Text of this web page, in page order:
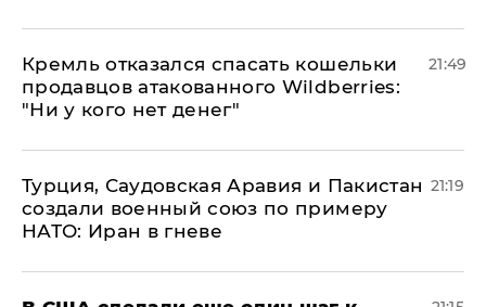
Кремль отказался спасать кошельки
продавцов атакованного Wildberries:
"Ни у кого нет денег"
21:49
Турция, Саудовская Аравия и Пакистан
создали военный союз по примеру
НАТО: Иран в гневе
21:19